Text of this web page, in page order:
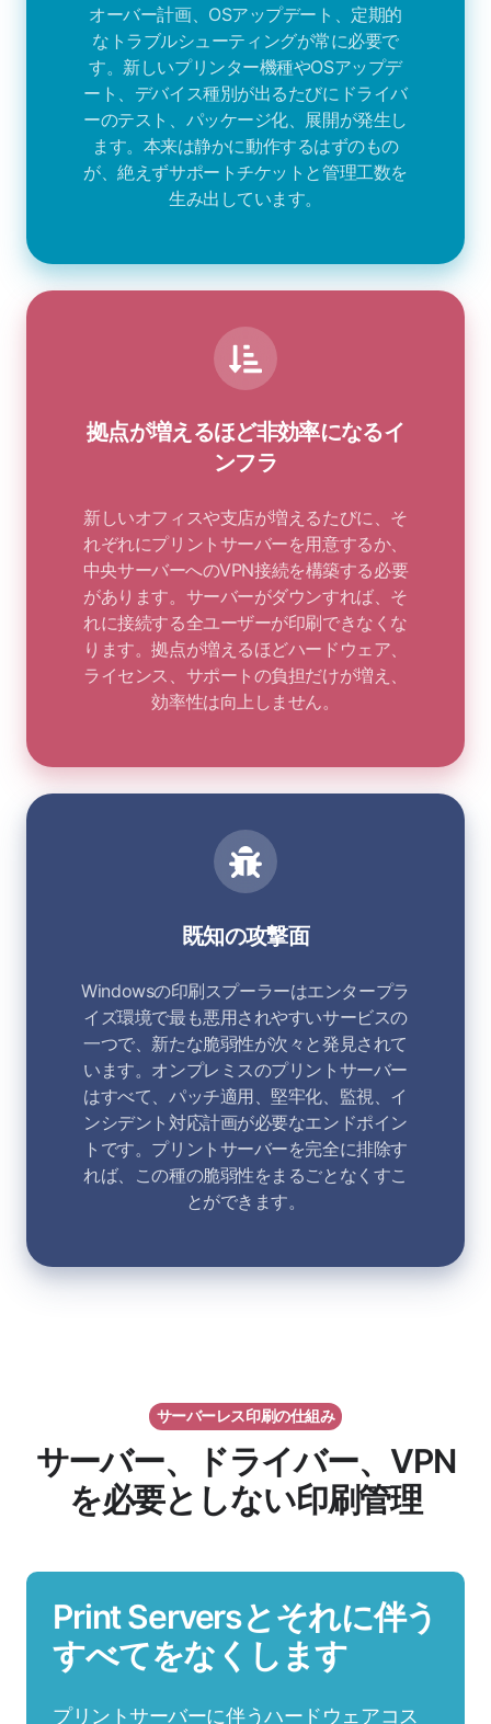
オーバー計画、OSアップデート、定期的
なトラブルシューティングが常に必要で
す。新しいプリンター機種やOSアップデ
ート、デバイス種別が出るたびにドライバ
ーのテスト、パッケージ化、展開が発生し
ます。本来は静かに動作するはずのもの
が、絶えずサポートチケットと管理工数を
生み出しています。
拠点が増えるほど非効率になるイ
ンフラ
新しいオフィスや支店が増えるたびに、そ
れぞれにプリントサーバーを用意するか、
中央サーバーへのVPN接続を構築する必要
があります。サーバーがダウンすれば、そ
れに接続する全ユーザーが印刷できなくな
ります。拠点が増えるほどハードウェア、
ライセンス、サポートの負担だけが増え、
効率性は向上しません。
既知の攻撃面
Windowsの印刷スプーラーはエンタープラ
イズ環境で最も悪用されやすいサービスの
一つで、新たな脆弱性が次々と発見されて
います。オンプレミスのプリントサーバー
はすべて、パッチ適用、堅牢化、監視、イ
ンシデント対応計画が必要なエンドポイン
トです。プリントサーバーを完全に排除す
れば、この種の脆弱性をまるごとなくすこ
とができます。
サーバーレス印刷の仕組み
サーバー、ドライバー、VPN
を必要としない印刷管理
Print Serversとそれに伴う
すべてをなくします
プリントサーバーに伴うハードウェアコス